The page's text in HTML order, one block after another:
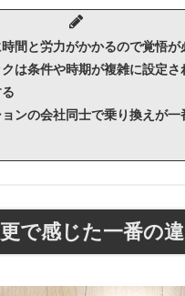
時間と労力がかかるので覚悟が
クは条件や時期が複雑に設定
ョンの会社同士で乗り換えが
で感じた一番の